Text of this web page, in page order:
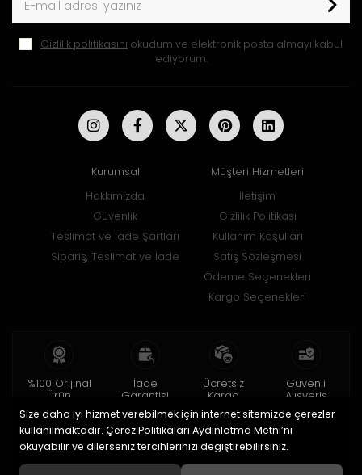
Gizlilik politikasını okudum ve elektronik posta almayı kabul
ediyorum.
Kurumsal
Hakkımızda
Güvenlik
Teslimat ve İade Şartları
Sipariş, Teslimat ve İade
Müşteri Hizmetleri
İletişim
Gizlilik Politikası
Kullanım Koşulları
Satış Sözleşmesi
Ödeme Seçenekleri
Kargo Seçenekleri
%100 Orijinal
Ürün
2 yıl garanti
İade
Garantisi
15 gün içinde
iade
Ücretsiz
Kargo
150 TL ve üzeri
Güvenli
Alışveriş
256bit SSL ile
Size daha iyi hizmet verebilmek için internet sitemizde çerezler
kullanılmaktadır. Çerez Politikaları Aydınlatma Metni’ni
okuyabilir ve dilerseniz tercihlerinizi değiştirebilirsiniz.